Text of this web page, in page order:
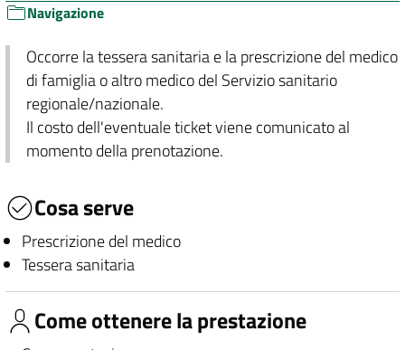
Navigazione
Occorre la tessera sanitaria e la prescrizione del medico
di famiglia o altro medico del Servizio sanitario
regionale/nazionale.
Il costo dell'eventuale ticket viene comunicato al
momento della prenotazione.
Cosa serve
Prescrizione del medico
Tessera sanitaria
Come ottenere la prestazione